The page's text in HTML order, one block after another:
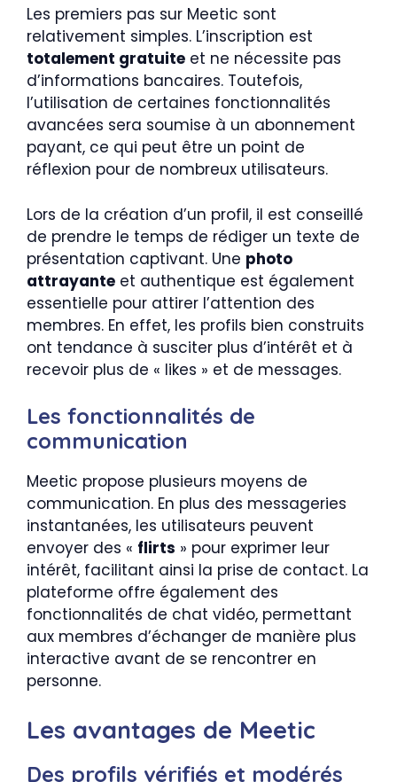
Les premiers pas sur Meetic sont
relativement simples. L’inscription est
totalement gratuite et ne nécessite pas
d’informations bancaires. Toutefois,
l’utilisation de certaines fonctionnalités
avancées sera soumise à un abonnement
payant, ce qui peut être un point de
réflexion pour de nombreux utilisateurs.
Lors de la création d’un profil, il est conseillé
de prendre le temps de rédiger un texte de
présentation captivant. Une photo
attrayante et authentique est également
essentielle pour attirer l’attention des
membres. En effet, les profils bien construits
ont tendance à susciter plus d’intérêt et à
recevoir plus de « likes » et de messages.
Les fonctionnalités de
communication
Meetic propose plusieurs moyens de
communication. En plus des messageries
instantanées, les utilisateurs peuvent
envoyer des « flirts » pour exprimer leur
intérêt, facilitant ainsi la prise de contact. La
plateforme offre également des
fonctionnalités de chat vidéo, permettant
aux membres d’échanger de manière plus
interactive avant de se rencontrer en
personne.
Les avantages de Meetic
Des profils vérifiés et modérés